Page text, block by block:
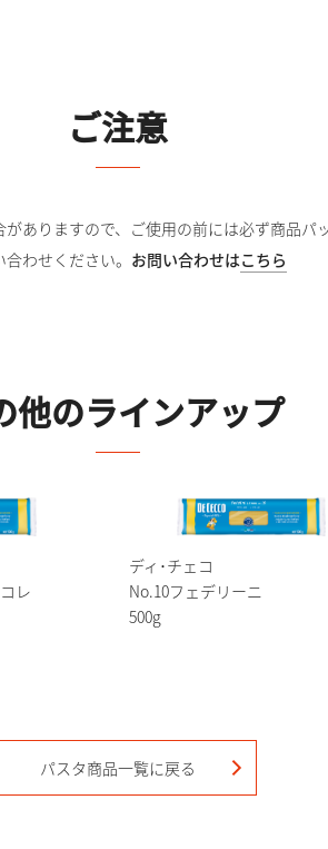
ご注意
ありますので、ご使用の前には必ず商品パ
わせください。 お問い合わせはこちら
他のラインアップ
レ
ディ･チェコ
No.10フェデリーニ
500g
パスタ商品一覧に戻る